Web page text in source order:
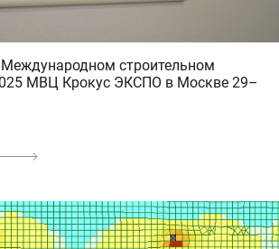
Международном строительном
МВЦ Крокус ЭКСПО в Москве 29–